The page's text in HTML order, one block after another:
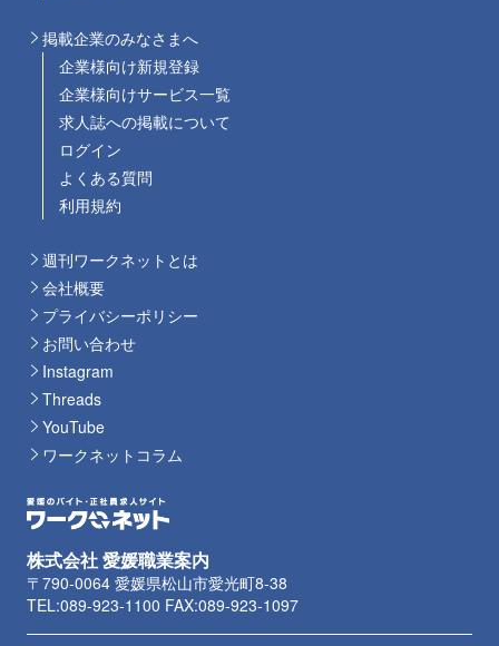
掲載企業のみなさまへ
企業様向け新規登録
企業様向けサービス一覧
求人誌への掲載について
ログイン
よくある質問
利用規約
週刊ワークネットとは
会社概要
プライバシーポリシー
お問い合わせ
Instagram
Threads
YouTube
ワークネットコラム
株式会社 愛媛職業案内
〒790-0064 愛媛県松山市愛光町8-38
TEL:089-923-1100 FAX:089-923-1097